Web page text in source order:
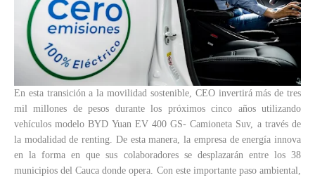
En esta transición a la movilidad sostenible, CEO invertirá más de tres
mil millones de pesos durante los próximos cinco años utilizando
vehículos modelo BYD Yuan EV 400 GS- Camioneta Suv, a través de
la modalidad de renting. De esta manera, la empresa de energía innova
en la forma en que sus colaboradores se desplazarán entre los 38
municipios del Cauca donde opera. Con este importante paso ambiental,